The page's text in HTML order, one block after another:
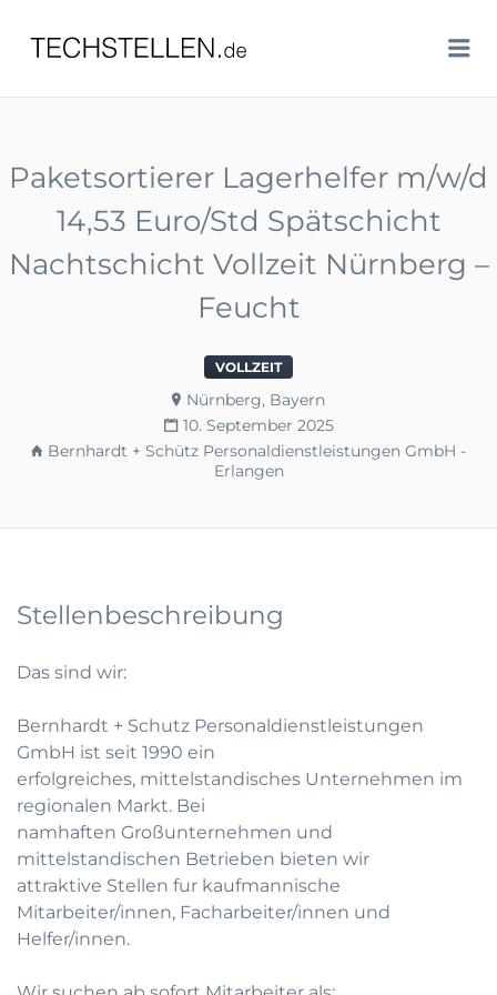
TECHSTELLEN.DE
Paketsortierer Lagerhelfer m/w/d
14,53 Euro/Std Spätschicht
Nachtschicht Vollzeit Nürnberg –
Feucht
VOLLZEIT
Nürnberg, Bayern
10. September 2025
Bernhardt + Schütz Personaldienstleistungen GmbH -
Erlangen
Stellenbeschreibung
Das sind wir:
Bernhardt + Schutz Personaldienstleistungen
GmbH ist seit 1990 ein
erfolgreiches, mittelstandisches Unternehmen im
regionalen Markt. Bei
namhaften Großunternehmen und
mittelstandischen Betrieben bieten wir
attraktive Stellen fur kaufmannische
Mitarbeiter/innen, Facharbeiter/innen und
Helfer/innen.